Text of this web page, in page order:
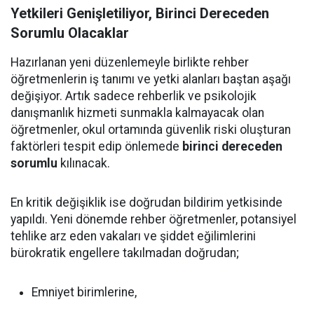
Yetkileri Genişletiliyor, Birinci Dereceden
Sorumlu Olacaklar
Hazırlanan yeni düzenlemeyle birlikte rehber
öğretmenlerin iş tanımı ve yetki alanları baştan aşağı
değişiyor. Artık sadece rehberlik ve psikolojik
danışmanlık hizmeti sunmakla kalmayacak olan
öğretmenler, okul ortamında güvenlik riski oluşturan
faktörleri tespit edip önlemede birinci dereceden
sorumlu kılınacak.
En kritik değişiklik ise doğrudan bildirim yetkisinde
yapıldı. Yeni dönemde rehber öğretmenler, potansiyel
tehlike arz eden vakaları ve şiddet eğilimlerini
bürokratik engellere takılmadan doğrudan;
Emniyet birimlerine,